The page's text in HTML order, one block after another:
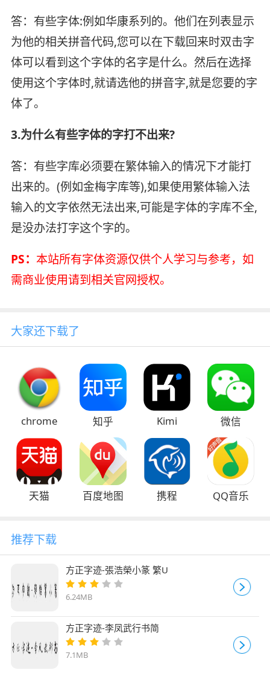
答：有些字体:例如华康系列的。他们在列表显示
为他的相关拼音代码,您可以在下载回来时双击字
体可以看到这个字体的名字是什么。然后在选择
使用这个字体时,就请选他的拼音字,就是您要的字
体了。
3.为什么有些字体的字打不出来?
答：有些字库必须要在繁体输入的情况下才能打
出来的。(例如金梅字库等),如果使用繁体输入法
输入的文字依然无法出来,可能是字体的字库不全,
是没办法打字这个字的。
PS： 本站所有字体资源仅供个人学习与参考，如
需商业使用请到相关官网授权。
大家还下载了
chrome 知乎 Kimi 微信
天猫 百度地图 携程 QQ音乐
推荐下载
方正字迹-張浩榮小篆 繁U
6.24MB
方正字迹-李凤武行书简
7.1MB